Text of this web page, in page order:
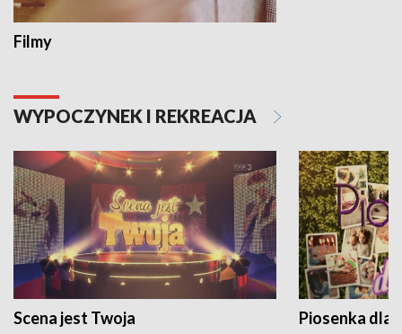
Filmy
WYPOCZYNEK I REKREACJA
Scena jest Twoja Piosenka dla